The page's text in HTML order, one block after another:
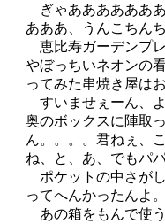
ぎゃああああああ
あああ、うんこちん
恵比寿ガーデンプ
やぼっちいネオンの
ってみた串焼き屋は
すいませぇーん、
奥のボックスに陣取
ん。。。。君ねぇ、
ね、と、あ、でもパ
ポケットの中さが
ってへんかったんよ。
あの箱をもんで使